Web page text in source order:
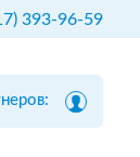
393-96-59